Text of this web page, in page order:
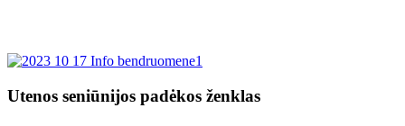
Utenos seniūnijos padėkos ženklas